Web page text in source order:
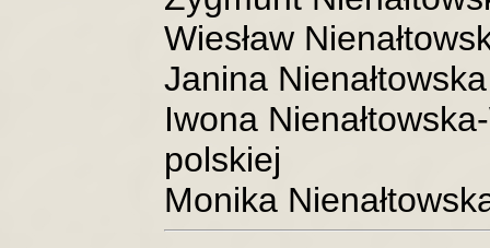
Wiesław
Janina Nienałtowska
Iwona
polskiej
Monika